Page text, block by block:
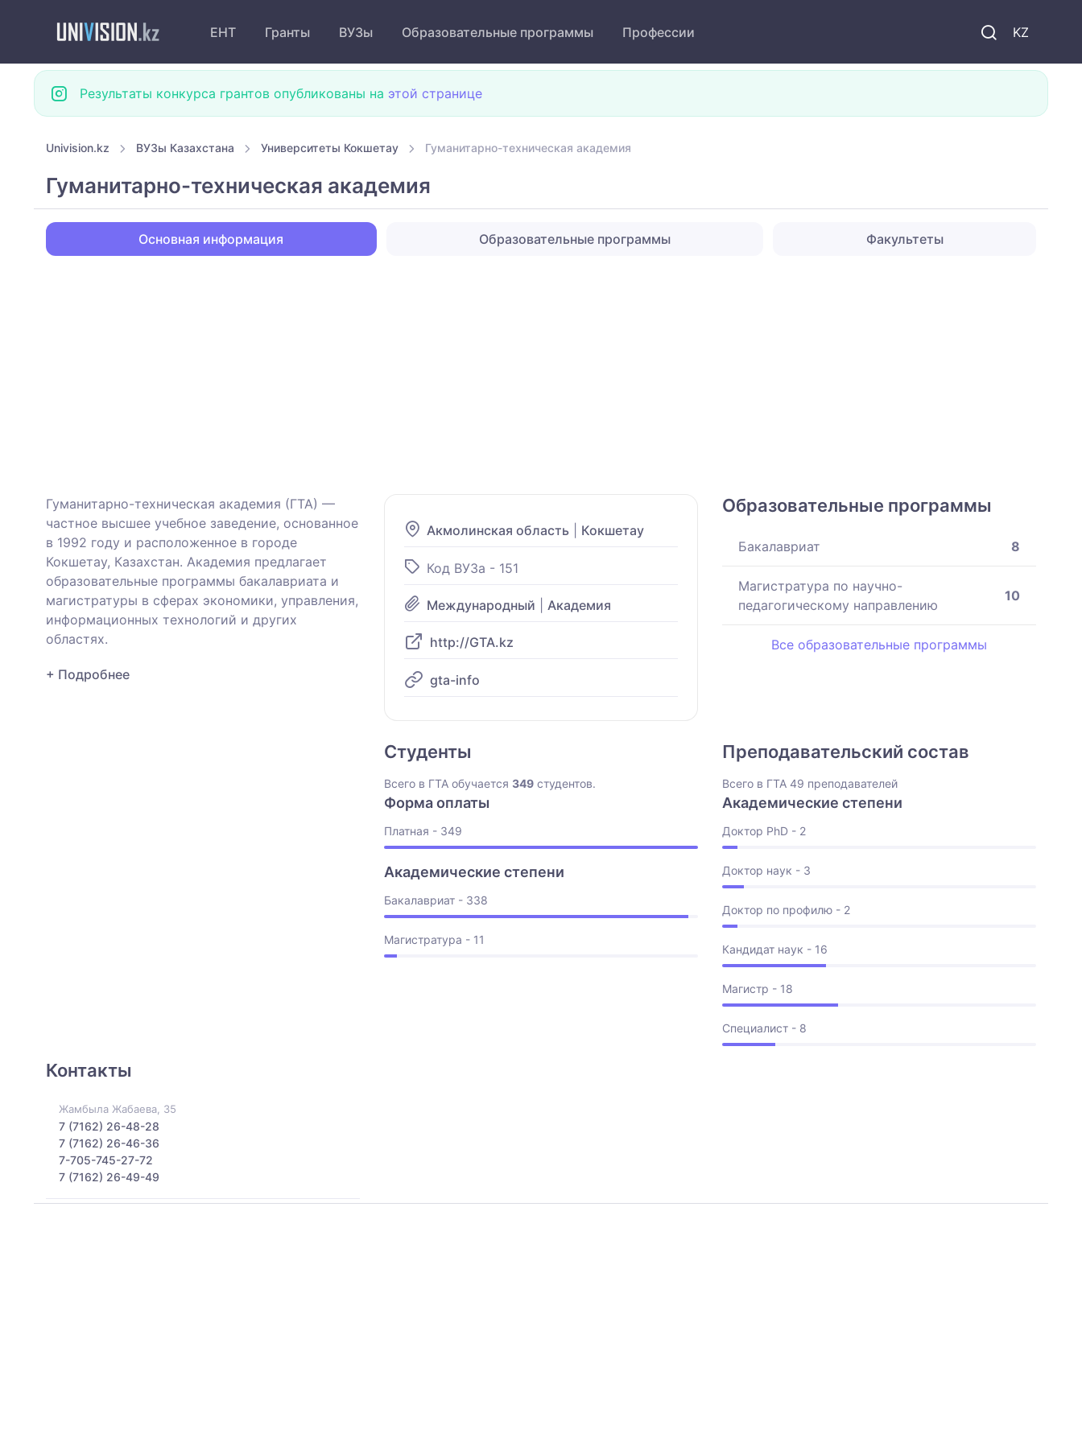
KZ
ЕНТ Гранты ВУЗы Образовательные программы Профессии
Результаты конкурса грантов опубликованы на этой странице
Univision.kz ВУЗы Казахстана Университеты Кокшетау Гуманитарно-техническая академия
Гуманитарно-техническая академия
Основная информация Образовательные программы Факультеты
Гуманитарно-техническая академия (ГТА) —
частное высшее учебное заведение, основанное
в 1992 году и расположенное в городе
Кокшетау, Казахстан. Академия предлагает
образовательные программы бакалавриата и
магистратуры в сферах экономики, управления,
информационных технологий и других
областях.
+ Подробнее
Акмолинская область| Кокшетау
Код ВУЗа - 151
Международный Академия
http://GTA.kz
gta-info
Образовательные программы
Бакалавриат 8
Магистратура по научно-
педагогическому направлению
10
Все образовательные программы
Студенты
Всего в ГТА обучается 349студентов.
Форма оплаты
Платная - 349
Академические степени
Бакалавриат - 338
Магистратура - 11
Преподавательский состав
Всего в ГТА 49 преподавателей
Академические степени
Доктор PhD - 2
Доктор наук - 3
Доктор по профилю - 2
Кандидат наук - 16
Магистр - 18
Специалист - 8
Контакты
Жамбыла Жабаева, 35
7 (7162) 26-48-28
7 (7162) 26-46-36
7-705-745-27-72
7 (7162) 26-49-49